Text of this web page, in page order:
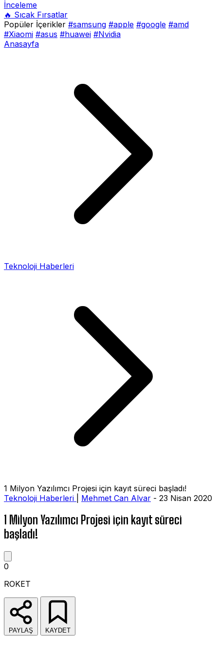
İnceleme
🔥 Sıcak Fırsatlar
Popüler İçerikler #samsung #apple #google #amd
#Xiaomi #asus #huawei #Nvidia
Anasayfa
Teknoloji Haberleri
1 Milyon Yazılımcı Projesi için kayıt süreci başladı!
Teknoloji Haberleri
Mehmet Can Alvar - 23 Nisan 2020
1 Milyon Yazılımcı Projesi için kayıt süreci
başladı!
0
ROKET
PAYLAŞ KAYDET